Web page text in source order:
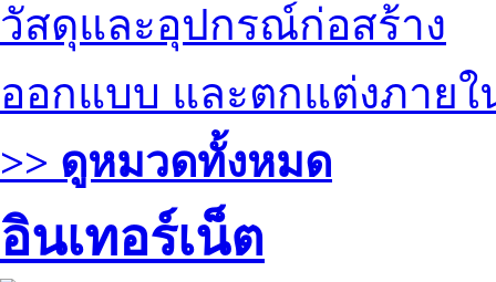
วัสดุและอุปกรณ์ก่อสร้าง
ออกแบบ และตกแต่งภายใ
>> ดูหมวดทั้งหมด
อินเทอร์เน็ต